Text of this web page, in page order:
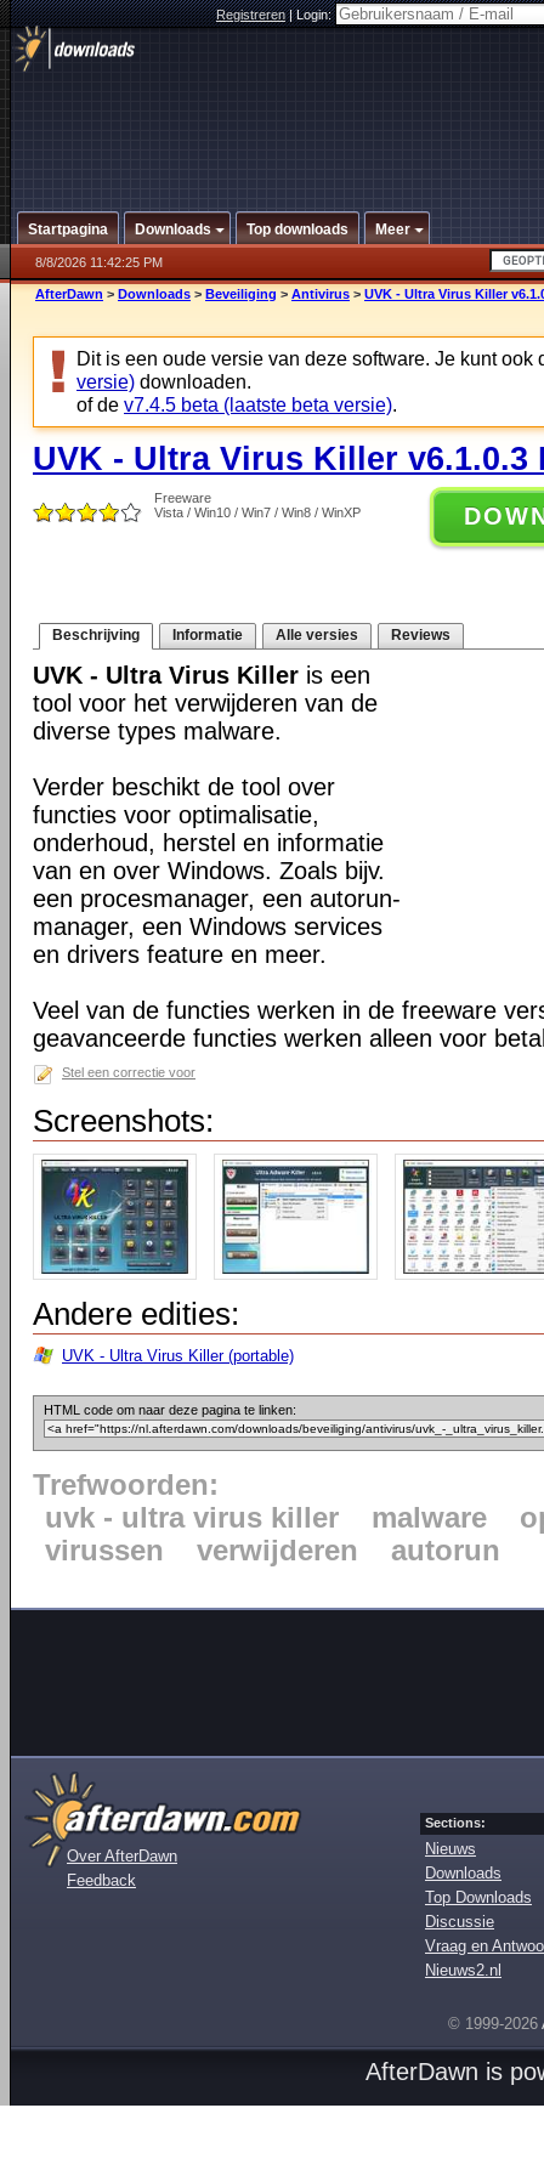
Registreren|Login:
Startpagina Downloads Top downloads Meer
8/8/2026 11:42:25 PM
AfterDawn > Downloads > Beveiliging > Antivirus > UVK - Ultra Virus Killer
Dit is een oude versie van deze software. Je kunt ook
versie) downloaden.
of de v7.4.5 beta (laatste beta versie).
UVK - Ultra Virus Killer v6.1.0.3
Freeware
Vista / Win10 / Win7 / Win8 / WinXP
Beschrijving Informatie Alle versies Reviews
UVK - Ultra Virus Killer is een
tool voor het verwijderen van de
diverse types malware.
Verder beschikt de tool over
functies voor optimalisatie,
onderhoud, herstel en informatie
van en over Windows. Zoals bijv.
een procesmanager, een autorun-
manager, een Windows services
en drivers feature en meer.
Veel van de functies werken in de freeware
geavanceerde functies werken alleen voor
Stel een correctie voor
Screenshots:
Andere edities:
UVK - Ultra Virus Killer (portable)
HTML code om naar deze pagina te linken:
Trefwoorden:
uvk - ultra virus killer
malware
virussen
verwijderen autorun
Over AfterDawn
Feedback
Sections:
Nieuws
Downloads
Top Downloads
Discussie
Vraag en
Nieuws2.nl
© 1999-2026
AfterDawn is